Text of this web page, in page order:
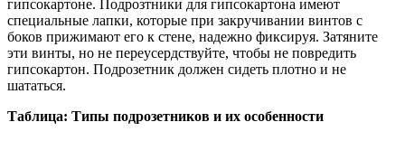
гипсокартоне. Подрозтники для гипсокартона имеют
специальные лапки, которые при закручивании винтов с
боков прижимают его к стене, надежно фиксируя. Затяните
эти винты, но не переусердствуйте, чтобы не повредить
гипсокартон. Подрозетник должен сидеть плотно и не
шататься.
Таблица: Типы подрозетников и их особенности